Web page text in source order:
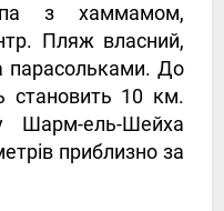
з хаммамом,
Пляж власний,
парасольками. До
становить 10 км.
Шарм-ель-Шейха
приблизно за